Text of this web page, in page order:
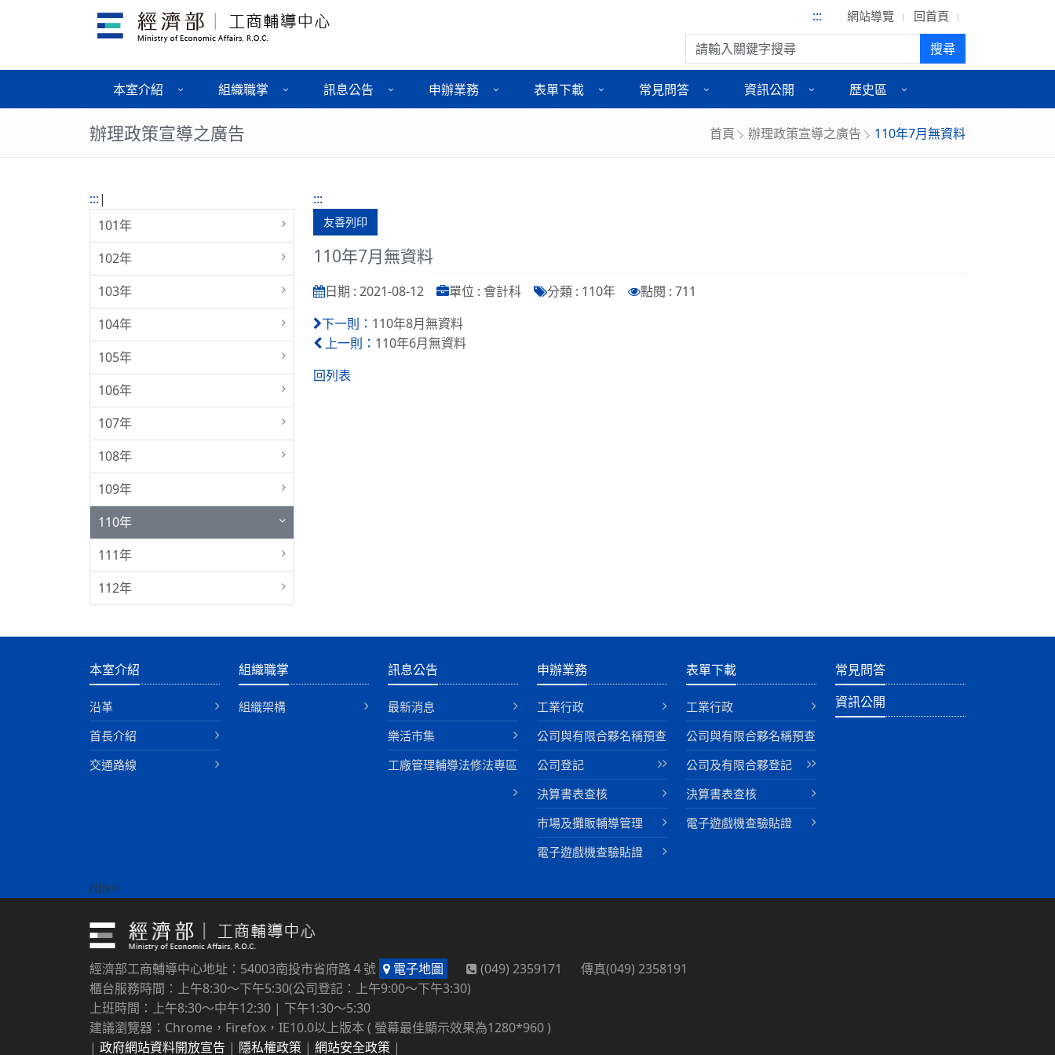
::: 網站導覽 回首頁
搜尋: 搜尋
本室介紹 組織職掌 訊息公告 申辦業務 表單下載 常見問答 資訊公開 歷史區
辦理政策宣導之廣告 首頁 辦理政策宣導之廣告 110年7月無資料
:::|
101年
102年
103年
104年
105年
106年
107年
108年
109年
110年
111年
112年
:::
友善列印
110年7月無資料
日期 : 2021-08-12 單位 : 會計科 分類 : 110年 點閱 : 711
下一則： 110年8月無資料
上一則： 110年6月無資料
回列表
本室介紹
沿革
首長介紹
交通路線
組織職掌
組織架構
訊息公告
最新消息
樂活市集
工廠管理輔導法修法專區
申辦業務
工業行政
公司與有限合夥名稱預查
公司登記
決算書表查核
巿場及攤販輔導管理
電子遊戲機查驗貼證
表單下載
工業行政
公司與有限合夥名稱預查
公司及有限合夥登記
決算書表查核
電子遊戲機查驗貼證
常見問答
資訊公開
/div>
經濟部工商輔導中心地址：54003南投市省府路４號 電子地圖
(049) 2359171 傳真(049) 2358191
櫃台服務時間：上午8:30～下午5:30(公司登記：上午9:00～下午3:30)
上班時間：上午8:30～中午12:30 | 下午1:30～5:30
建議瀏覽器：Chrome，Firefox，IE10.0以上版本 ( 螢幕最佳顯示效果為1280*960 )
| 政府網站資料開放宣告 | 隱私權政策 | 網站安全政策 |